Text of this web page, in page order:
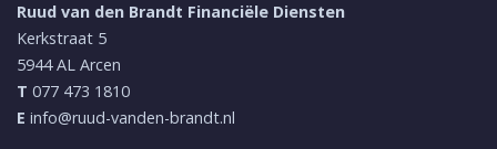
Ruud van den Brandt Financiële Diensten
Kerkstraat 5
5944 AL Arcen
T 077 473 1810
E info@ruud-vanden-brandt.nl